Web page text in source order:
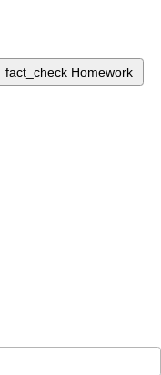
fact_check Homework